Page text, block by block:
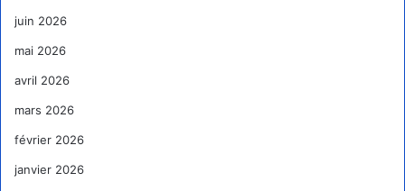
juin 2026
mai 2026
avril 2026
mars 2026
février 2026
janvier 2026